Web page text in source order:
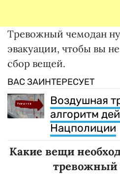
Тревожный чемодан
эвакуации, чтобы вы
сбор вещей.
ВАС ЗАИНТЕРЕСУЕТ
Воздушная
алгоритм
Нацполиции
Какие вещи
тревожный